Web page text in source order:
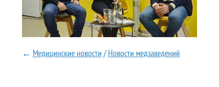
← Медицинские новости /Новости медзаведений